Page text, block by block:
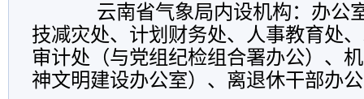
云南省气象局内设机构：办公
技减灾处、计划财务处、人事教育处
审计处（与党组纪检组合署办公）、
神文明建设办公室）、离退休干部办